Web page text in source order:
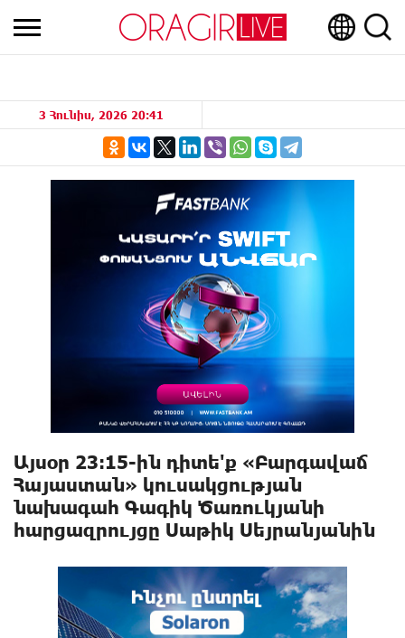
3 Հունիս, 2026 20:41
Այսօր 23։15-ին դիտե'ք «Բարգավաճ
Հայաստան» կուսակցության
նախագահ Գագիկ Ծառուկյանի
հարցազրույցը Սաթիկ Սեյրանյանին